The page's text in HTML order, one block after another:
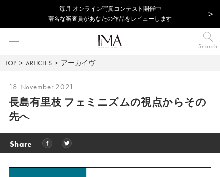
毎⽉ オンライン写真コンテスト開催中
著名な審査員があなたの作品をレビューします
Search
TOP ARTICLES アーカイヴ
18 November 2021
長島有里枝 フェミニズムの視点からその
先へ
Share